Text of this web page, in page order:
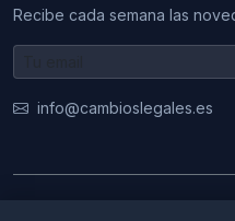
Recibe cada semana las
info@cambioslegales.es